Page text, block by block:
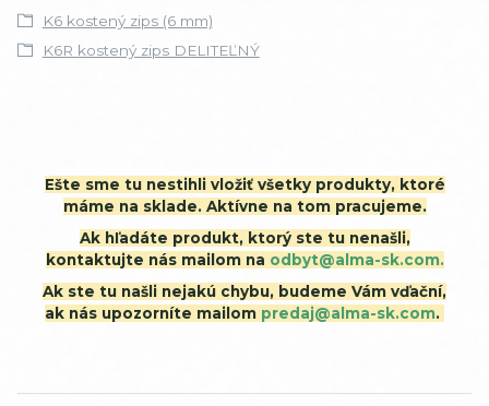
K6 kostený zips (6 mm)
K6R kostený zips DELITEĽNÝ
Ešte sme tu nestihli vložiť všetky produkty, ktoré
máme na sklade. Aktívne na tom pracujeme.
Ak hľadáte produkt, ktorý ste tu nenašli,
kontaktujte nás mailom na odbyt@alma-sk.com.
Ak ste tu našli nejakú chybu, budeme Vám vďační,
ak nás upozorníte mailom predaj@alma-sk.com.